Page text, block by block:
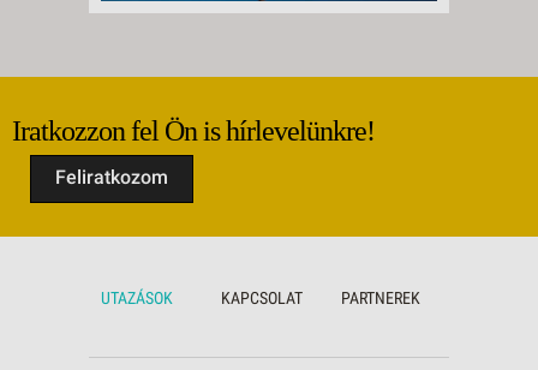
Iratkozzon fel Ön is hírlevelünkre!
Feliratkozom
UTAZÁSOK KAPCSOLAT PARTNEREK